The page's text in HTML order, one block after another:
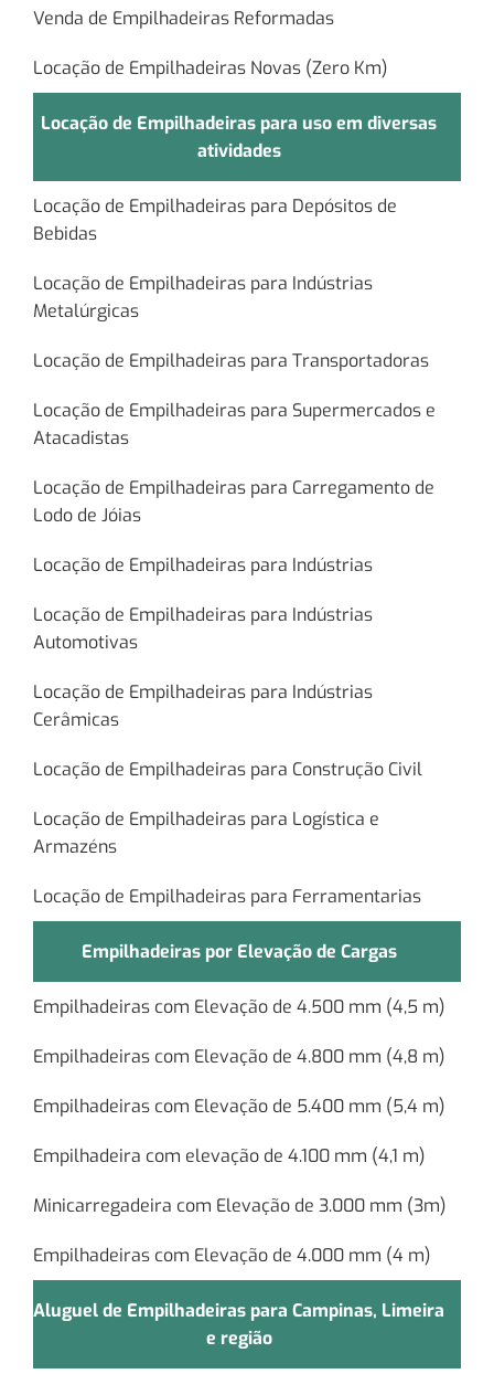
Venda de Empilhadeiras Reformadas
Locação de Empilhadeiras Novas (Zero Km)
Locação de Empilhadeiras para uso em diversas
atividades
Locação de Empilhadeiras para Depósitos de
Bebidas
Locação de Empilhadeiras para Indústrias
Metalúrgicas
Locação de Empilhadeiras para Transportadoras
Locação de Empilhadeiras para Supermercados e
Atacadistas
Locação de Empilhadeiras para Carregamento de
Lodo de Jóias
Locação de Empilhadeiras para Indústrias
Locação de Empilhadeiras para Indústrias
Automotivas
Locação de Empilhadeiras para Indústrias
Cerâmicas
Locação de Empilhadeiras para Construção Civil
Locação de Empilhadeiras para Logística e
Armazéns
Locação de Empilhadeiras para Ferramentarias
Empilhadeiras por Elevação de Cargas
Empilhadeiras com Elevação de 4.500 mm (4,5 m)
Empilhadeiras com Elevação de 4.800 mm (4,8 m)
Empilhadeiras com Elevação de 5.400 mm (5,4 m)
Empilhadeira com elevação de 4.100 mm (4,1 m)
Minicarregadeira com Elevação de 3.000 mm (3m)
Empilhadeiras com Elevação de 4.000 mm (4 m)
Aluguel de Empilhadeiras para Campinas, Limeira
e região